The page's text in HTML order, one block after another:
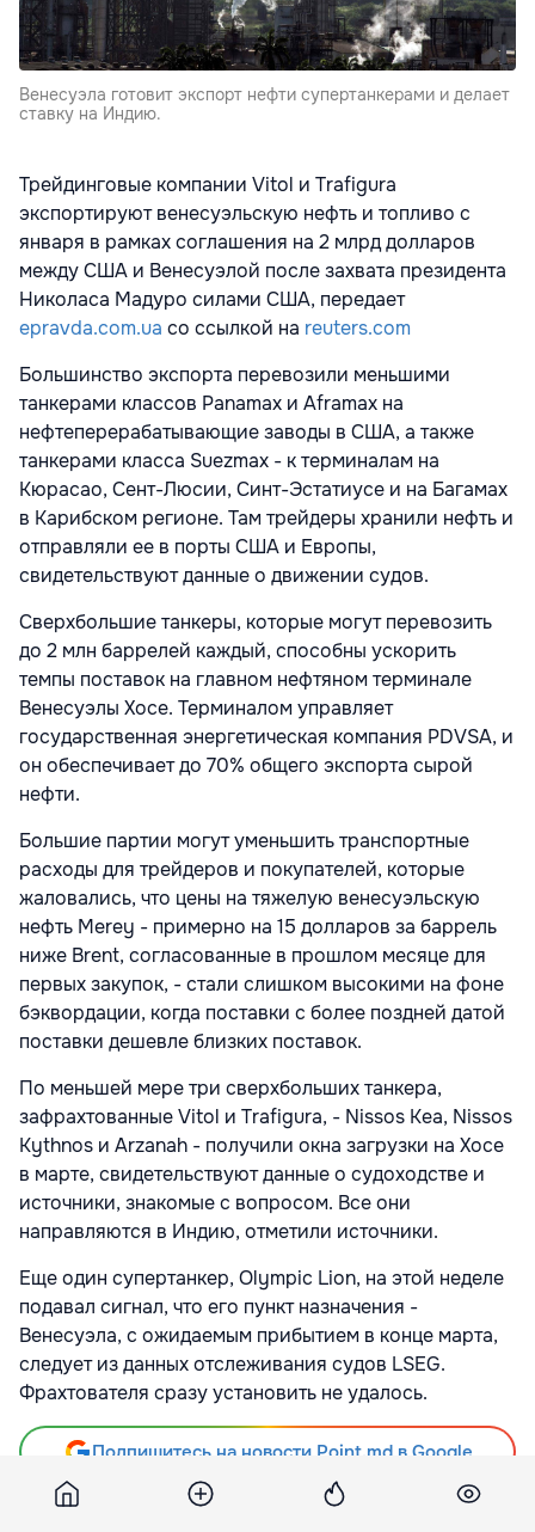
Венесуэла готовит экспорт нефти супертанкерами и делает
ставку на Индию.
Трейдинговые компании Vitol и Trafigura
экспортируют венесуэльскую нефть и топливо с
января в рамках соглашения на 2 млрд долларов
между США и Венесуэлой после захвата президента
Николаса Мадуро силами США, передает
epravda.com.ua со ссылкой на reuters.com
Большинство экспорта перевозили меньшими
танкерами классов Panamax и Aframax на
нефтеперерабатывающие заводы в США, а также
танкерами класса Suezmax - к терминалам на
Кюрасао, Сент-Люсии, Синт-Эстатиусе и на Багамах
в Карибском регионе. Там трейдеры хранили нефть и
отправляли ее в порты США и Европы,
свидетельствуют данные о движении судов.
Сверхбольшие танкеры, которые могут перевозить
до 2 млн баррелей каждый, способны ускорить
темпы поставок на главном нефтяном терминале
Венесуэлы Хосе. Терминалом управляет
государственная энергетическая компания PDVSA, и
он обеспечивает до 70% общего экспорта сырой
нефти.
Большие партии могут уменьшить транспортные
расходы для трейдеров и покупателей, которые
жаловались, что цены на тяжелую венесуэльскую
нефть Merey - примерно на 15 долларов за баррель
ниже Brent, согласованные в прошлом месяце для
первых закупок, - стали слишком высокими на фоне
бэквордации, когда поставки с более поздней датой
поставки дешевле близких поставок.
По меньшей мере три сверхбольших танкера,
зафрахтованные Vitol и Trafigura, - Nissos Kea, Nissos
Kythnos и Arzanah - получили окна загрузки на Хосе
в марте, свидетельствуют данные о судоходстве и
источники, знакомые с вопросом. Все они
направляются в Индию, отметили источники.
Еще один супертанкер, Olympic Lion, на этой неделе
подавал сигнал, что его пункт назначения -
Венесуэла, с ожидаемым прибытием в конце марта,
следует из данных отслеживания судов LSEG.
Фрахтователя сразу установить не удалось.
Подпишитесь на новости Point.md в Google